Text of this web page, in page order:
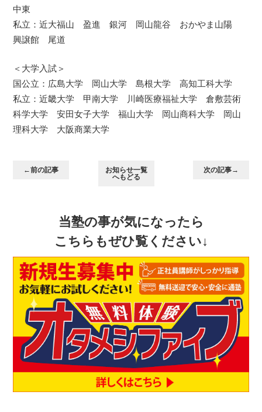
中東
私立：近大福山 盈進 銀河 岡山龍谷 おかやま山陽
興譲館 尾道
＜大学入試＞
国公立：広島大学 岡山大学 島根大学 高知工科大学
私立：近畿大学 甲南大学 川崎医療福祉大学 倉敷芸術
科学大学 安田女子大学 福山大学 岡山商科大学 岡山
理科大学 大阪商業大学
←前の記事
お知らせ一覧
へもどる
次の記事→
当塾の事が気になったら
こちらもぜひ覧ください↓